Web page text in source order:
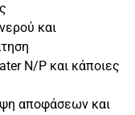
και
N/P και κάποιες
αποφάσεων και